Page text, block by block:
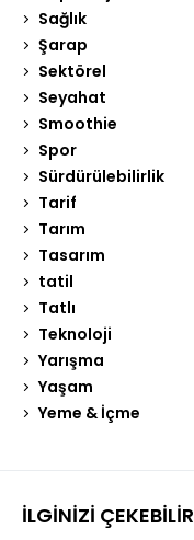
Sağlık
Şarap
Sektörel
Seyahat
Smoothie
Spor
Sürdürülebilirlik
Tarif
Tarım
Tasarım
tatil
Tatlı
Teknoloji
Yarışma
Yaşam
Yeme & İçme
İLGINIZI ÇEKEBILIR